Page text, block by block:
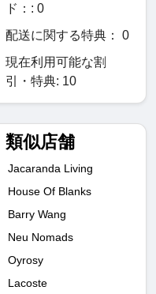
ド：: 0
配送に関する特典： 0
現在利用可能な割
引・特典: 10
類似店舗
Jacaranda Living
House Of Blanks
Barry Wang
Neu Nomads
Oyrosy
Lacoste